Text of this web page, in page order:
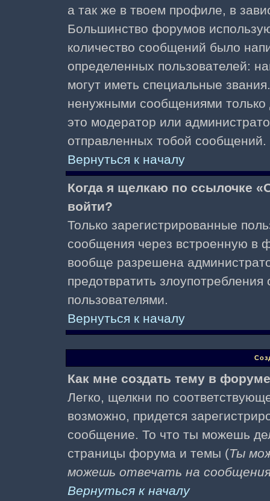
а так же в твоем профиле, в
Большинство форумов
количество сообщений было
определенных пользователей:
могут иметь специальные
ненужными сообщениями только
это модератор или
отправленных тобой сообщений.
Вернуться к началу
Когда я щелкаю по ссылочке
войти?
Только зарегистрированные
сообщения через встроенную в
вообще разрешена
предотвратить
пользователями.
Вернуться к началу
Как мне создать тему в
Легко, щелкни по
возможно, придется
сообщение. То что ты можешь
страницы форума и темы (Ты
можешь отвечать на
Вернуться к началу